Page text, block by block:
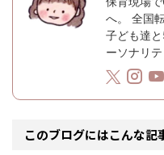
へ。 全国
子ども達
ーソナリ
このブログにはこんな記